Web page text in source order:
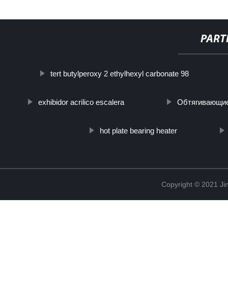
tert butylperoxy 2 ethylhexyl carbonate 98
exhibidor acrilico escalera
hot plate bearing heater
Copyright © 2021